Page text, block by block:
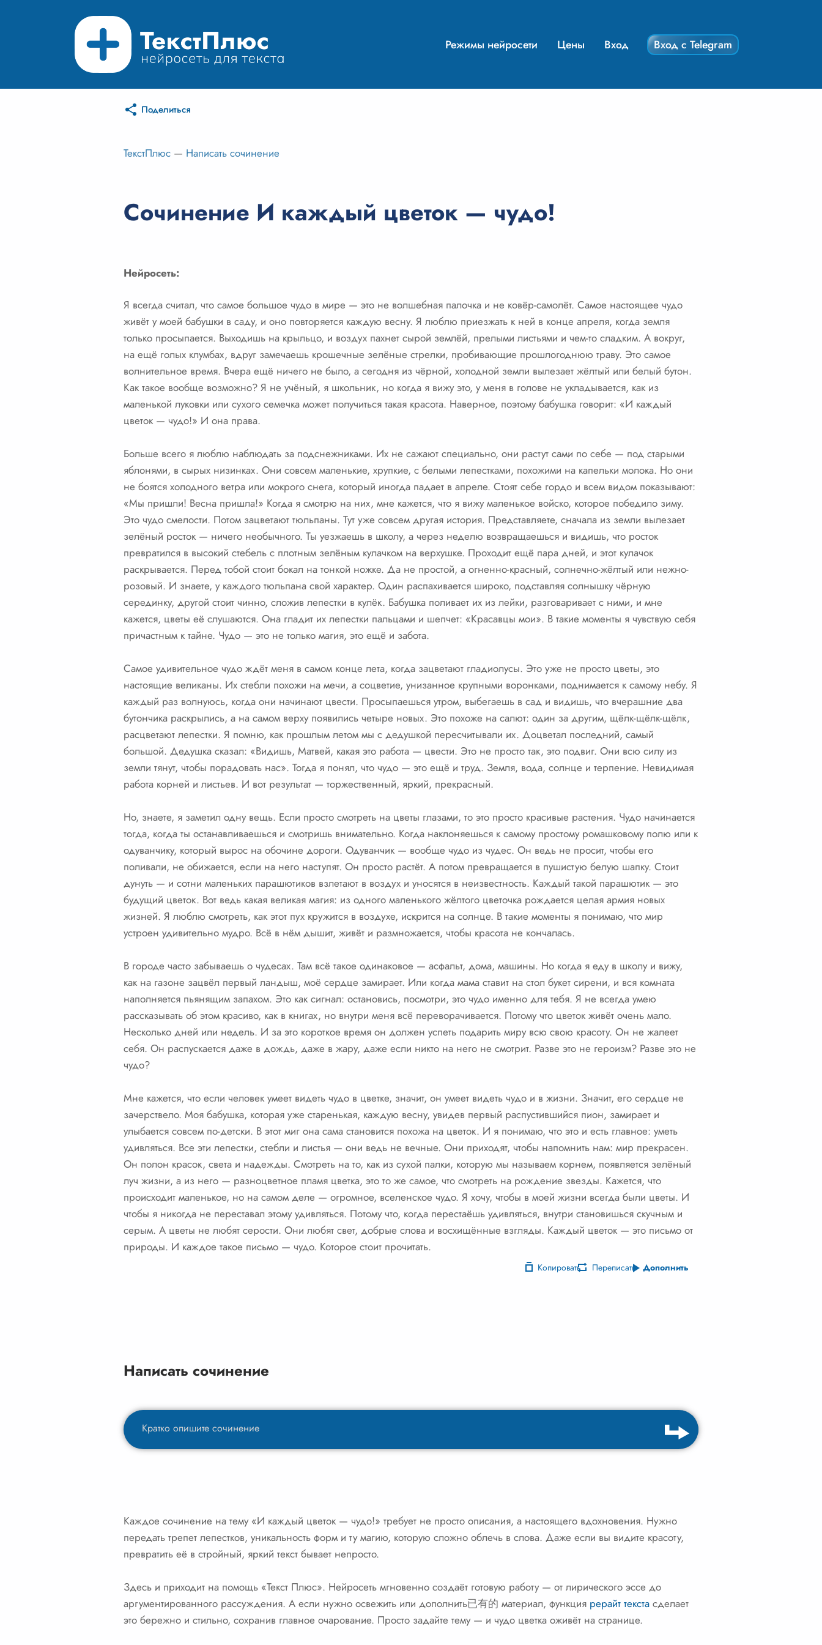
Режимы нейросети Цены Вход Вход с Telegram
Поделиться
ТекстПлюс — Написать сочинение
Сочинение И каждый цветок — чудо!
Нейросеть:
Я всегда считал, что самое большое чудо в мире — это не волшебная палочка и не ковёр-самолёт. Самое настоящее чудо
живёт у моей бабушки в саду, и оно повторяется каждую весну. Я люблю приезжать к ней в конце апреля, когда земля
только просыпается. Выходишь на крыльцо, и воздух пахнет сырой землёй, прелыми листьями и чем-то сладким. А вокруг,
на ещё голых клумбах, вдруг замечаешь крошечные зелёные стрелки, пробивающие прошлогоднюю траву. Это самое
волнительное время. Вчера ещё ничего не было, а сегодня из чёрной, холодной земли вылезает жёлтый или белый бутон.
Как такое вообще возможно? Я не учёный, я школьник, но когда я вижу это, у меня в голове не укладывается, как из
маленькой луковки или сухого семечка может получиться такая красота. Наверное, поэтому бабушка говорит: «И каждый
цветок — чудо!» И она права.
Больше всего я люблю наблюдать за подснежниками. Их не сажают специально, они растут сами по себе — под старыми
яблонями, в сырых низинках. Они совсем маленькие, хрупкие, с белыми лепестками, похожими на капельки молока. Но они
не боятся холодного ветра или мокрого снега, который иногда падает в апреле. Стоят себе гордо и всем видом показывают:
«Мы пришли! Весна пришла!» Когда я смотрю на них, мне кажется, что я вижу маленькое войско, которое победило зиму.
Это чудо смелости. Потом зацветают тюльпаны. Тут уже совсем другая история. Представляете, сначала из земли вылезает
зелёный росток — ничего необычного. Ты уезжаешь в школу, а через неделю возвращаешься и видишь, что росток
превратился в высокий стебель с плотным зелёным кулачком на верхушке. Проходит ещё пара дней, и этот кулачок
раскрывается. Перед тобой стоит бокал на тонкой ножке. Да не простой, а огненно-красный, солнечно-жёлтый или нежно-
розовый. И знаете, у каждого тюльпана свой характер. Один распахивается широко, подставляя солнышку чёрную
серединку, другой стоит чинно, сложив лепестки в кулёк. Бабушка поливает их из лейки, разговаривает с ними, и мне
кажется, цветы её слушаются. Она гладит их лепестки пальцами и шепчет: «Красавцы мои». В такие моменты я чувствую себя
причастным к тайне. Чудо — это не только магия, это ещё и забота.
Самое удивительное чудо ждёт меня в самом конце лета, когда зацветают гладиолусы. Это уже не просто цветы, это
настоящие великаны. Их стебли похожи на мечи, а соцветие, унизанное крупными воронками, поднимается к самому небу. Я
каждый раз волнуюсь, когда они начинают цвести. Просыпаешься утром, выбегаешь в сад и видишь, что вчерашние два
бутончика раскрылись, а на самом верху появились четыре новых. Это похоже на салют: один за другим, щёлк-щёлк-щёлк,
расцветают лепестки. Я помню, как прошлым летом мы с дедушкой пересчитывали их. Доцветал последний, самый
большой. Дедушка сказал: «Видишь, Матвей, какая это работа — цвести. Это не просто так, это подвиг. Они всю силу из
земли тянут, чтобы порадовать нас». Тогда я понял, что чудо — это ещё и труд. Земля, вода, солнце и терпение. Невидимая
работа корней и листьев. И вот результат — торжественный, яркий, прекрасный.
Но, знаете, я заметил одну вещь. Если просто смотреть на цветы глазами, то это просто красивые растения. Чудо начинается
тогда, когда ты останавливаешься и смотришь внимательно. Когда наклоняешься к самому простому ромашковому полю или к
одуванчику, который вырос на обочине дороги. Одуванчик — вообще чудо из чудес. Он ведь не просит, чтобы его
поливали, не обижается, если на него наступят. Он просто растёт. А потом превращается в пушистую белую шапку. Стоит
дунуть — и сотни маленьких парашютиков взлетают в воздух и уносятся в неизвестность. Каждый такой парашютик — это
будущий цветок. Вот ведь какая великая магия: из одного маленького жёлтого цветочка рождается целая армия новых
жизней. Я люблю смотреть, как этот пух кружится в воздухе, искрится на солнце. В такие моменты я понимаю, что мир
устроен удивительно мудро. Всё в нём дышит, живёт и размножается, чтобы красота не кончалась.
В городе часто забываешь о чудесах. Там всё такое одинаковое — асфальт, дома, машины. Но когда я еду в школу и вижу,
как на газоне зацвёл первый ландыш, моё сердце замирает. Или когда мама ставит на стол букет сирени, и вся комната
наполняется пьянящим запахом. Это как сигнал: остановись, посмотри, это чудо именно для тебя. Я не всегда умею
рассказывать об этом красиво, как в книгах, но внутри меня всё переворачивается. Потому что цветок живёт очень мало.
Несколько дней или недель. И за это короткое время он должен успеть подарить миру всю свою красоту. Он не жалеет
себя. Он распускается даже в дождь, даже в жару, даже если никто на него не смотрит. Разве это не героизм? Разве это не
чудо?
Мне кажется, что если человек умеет видеть чудо в цветке, значит, он умеет видеть чудо и в жизни. Значит, его сердце не
зачерствело. Моя бабушка, которая уже старенькая, каждую весну, увидев первый распустившийся пион, замирает и
улыбается совсем по-детски. В этот миг она сама становится похожа на цветок. И я понимаю, что это и есть главное: уметь
удивляться. Все эти лепестки, стебли и листья — они ведь не вечные. Они приходят, чтобы напомнить нам: мир прекрасен.
Он полон красок, света и надежды. Смотреть на то, как из сухой палки, которую мы называем корнем, появляется зелёный
луч жизни, а из него — разноцветное пламя цветка, это то же самое, что смотреть на рождение звезды. Кажется, что
происходит маленькое, но на самом деле — огромное, вселенское чудо. Я хочу, чтобы в моей жизни всегда были цветы. И
чтобы я никогда не переставал этому удивляться. Потому что, когда перестаёшь удивляться, внутри становишься скучным и
серым. А цветы не любят серости. Они любят свет, добрые слова и восхищённые взгляды. Каждый цветок — это письмо от
природы. И каждое такое письмо — чудо. Которое стоит прочитать.
Копировать Переписать Дополнить
Написать сочинение
Каждое сочинение на тему «И каждый цветок — чудо!» требует не просто описания, а настоящего вдохновения. Нужно
передать трепет лепестков, уникальность форм и ту магию, которую сложно облечь в слова. Даже если вы видите красоту,
превратить её в стройный, яркий текст бывает непросто.
Здесь и приходит на помощь «Текст Плюс». Нейросеть мгновенно создаёт готовую работу — от лирического эссе до
аргументированного рассуждения. А если нужно освежить или дополнить已有的 материал, функция рерайт текста сделает
это бережно и стильно, сохранив главное очарование. Просто задайте тему — и чудо цветка оживёт на странице.